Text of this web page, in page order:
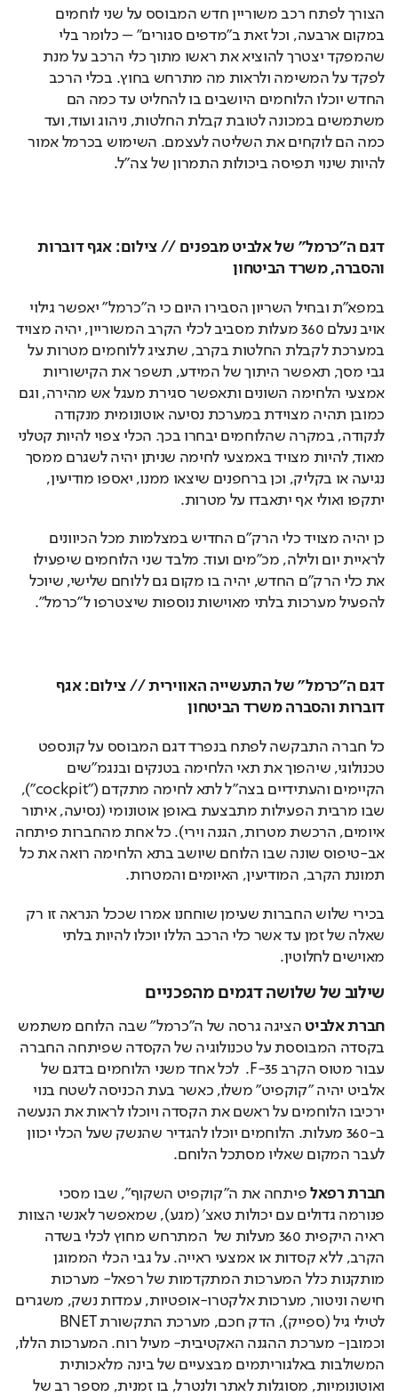
הצורך לפתח רכב משוריין חדש המבוסס על שני לוחמים
במקום ארבעה, וכל זאת ב"מדפים סגורים" – כלומר בלי
שהמפקד יצטרך להוציא את ראשו מתוך כלי הרכב על מנת
לפקד על המשימה ולראות מה מתרחש בחוץ. בכלי הרכב
החדש יוכלו הלוחמים היושבים בו להחליט עד כמה הם
משתמשים במכונה לטובת קבלת החלטות, ניהוג ועוד, ועד
כמה הם לוקחים את השליטה לעצמם. השימוש בכרמל אמור
להיות שינוי תפיסה ביכולות התמרון של צה"ל.
דגם ה"כרמל" של אלביט מבפנים // צילום: אגף דוברות
והסברה, משרד הביטחון
במפא"ת ובחיל השריון הסבירו היום כי ה"כרמל" יאפשר גילוי
אויב נעלם 360 מעלות מסביב לכלי הקרב המשוריין, יהיה מצויד
במערכת לקבלת החלטות בקרב, שתציג ללוחמים מטרות על
גבי מסך, תאפשר היתוך של המידע, תשפר את הקישוריות
אמצעי הלחימה השונים ותאפשר סגירת מעגל אש מהירה, וגם
כמובן תהיה מצוידת במערכת נסיעה אוטונומית מנקודה
לנקודה, במקרה שהלוחמים יבחרו בכך. הכלי צפוי להיות קטלני
מאוד, להיות מצויד באמצעי לחימה שניתן יהיה לשגרם ממסך
נגיעה או בקליק, וכן ברחפנים שיצאו ממנו, יאספו מודיעין,
יתקפו ואולי אף יתאבדו על מטרות.
כן יהיה מצויד כלי הרק"ם החדיש במצלמות מכל הכיוונים
לראיית יום ולילה, מכ"מים ועוד. מלבד שני הלוחמים שיפעילו
את כלי הרק"ם החדש, יהיה בו מקום גם ללוחם שלישי, שיוכל
להפעיל מערכות בלתי מאוישות נוספות שיצטרפו ל"כרמל".
דגם ה "
כרמל" של התעשייה האווירית // צילום: אגף
דוברות והסברה משרד הביטחון
כל חברה התבקשה לפתח בנפרד דגם המבוסס על קונספט
טכנולוגי, שיהפוך את תאי הלחימה בטנקים ובנגמ"שים
הקיימים והעתידיים בצה"ל לתא לחימה מתקדם ("cockpit"),
שבו מרבית הפעילות מתבצעת באופן אוטונומי (נסיעה, איתור
איומים, הרכשת מטרות, הגנה וירי). כל אחת מהחברות פיתחה
אב-טיפוס שונה שבו הלוחם שיושב בתא הלחימה רואה את כל
תמונת הקרב, המודיעין, האיומים והמטרות.
בכירי שלוש החברות שעימן שוחחנו אמרו שככל הנראה זו רק
שאלה של זמן עד אשר כלי הרכב הללו יוכלו להיות בלתי
מאוישים לחלוטין.
שילוב של שלושה דגמים מהפכניים
חברת אלביט
הציגה גרסה של ה"כרמל" שבה הלוחם משתמש
בקסדה המבוססת על טכנולוגיה של הקסדה שפיתחה החברה
עבור מטוס הקרב F-35.  לכל אחד משני הלוחמים בדגם של
אלביט יהיה "קוקפיט" משלו, כאשר בעת הכניסה לשטח בנוי
ירכיבו הלוחמים על ראשם את הקסדה ויוכלו לראות את הנעשה
ב-360 מעלות. הלוחמים יוכלו להגדיר שהנשק שעל הכלי יכוון
לעבר המקום שאליו מסתכל הלוחם.
חברת רפאל
פיתחה את ה"קוקפיט השקוף", שבו מסכי
פנורמה גדולים עם יכולות טאצ' (מגע), שמאפשר לאנשי הצוות
ראיה היקפית 360 מעלות של  המתרחש מחוץ לכלי בשדה
הקרב, ללא קסדות או אמצעי ראייה. על גבי הכלי הממוגן
מותקנות כלל המערכות המתקדמות של רפאל- מערכות
חישה וניטור, מערכות אלקטרו-אופטיות, עמדות נשק, משגרים
לטילי גיל (ספייק), הדק חכם, מערכת התקשורת BNET
וכמובן- מערכת ההגנה האקטיבית- מעיל רוח. המערכות הללו,
המשולבות באלגוריתמים מבצעיים של בינה מלאכותית
ואוטונומיות, מסוגלות לאתר ולנטרל, בו זמנית, מספר רב של